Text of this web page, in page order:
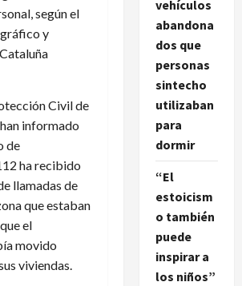
según el
y
Civil de
informado
de
ha recibido
llamadas de
que estaban
el
movido
viviendas.
vehículos
abandona
dos que
personas
sintecho
utilizaban
para
dormir
“El
estoicism
o también
puede
inspirar a
los niños”